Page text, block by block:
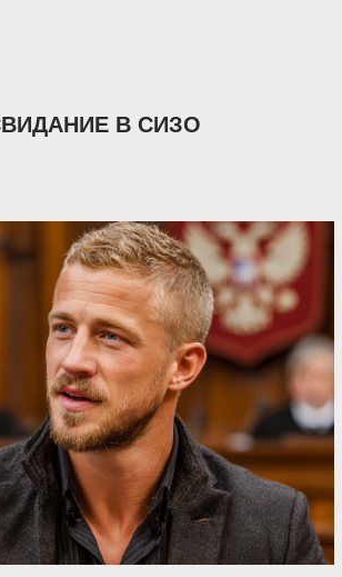
В СИЗО